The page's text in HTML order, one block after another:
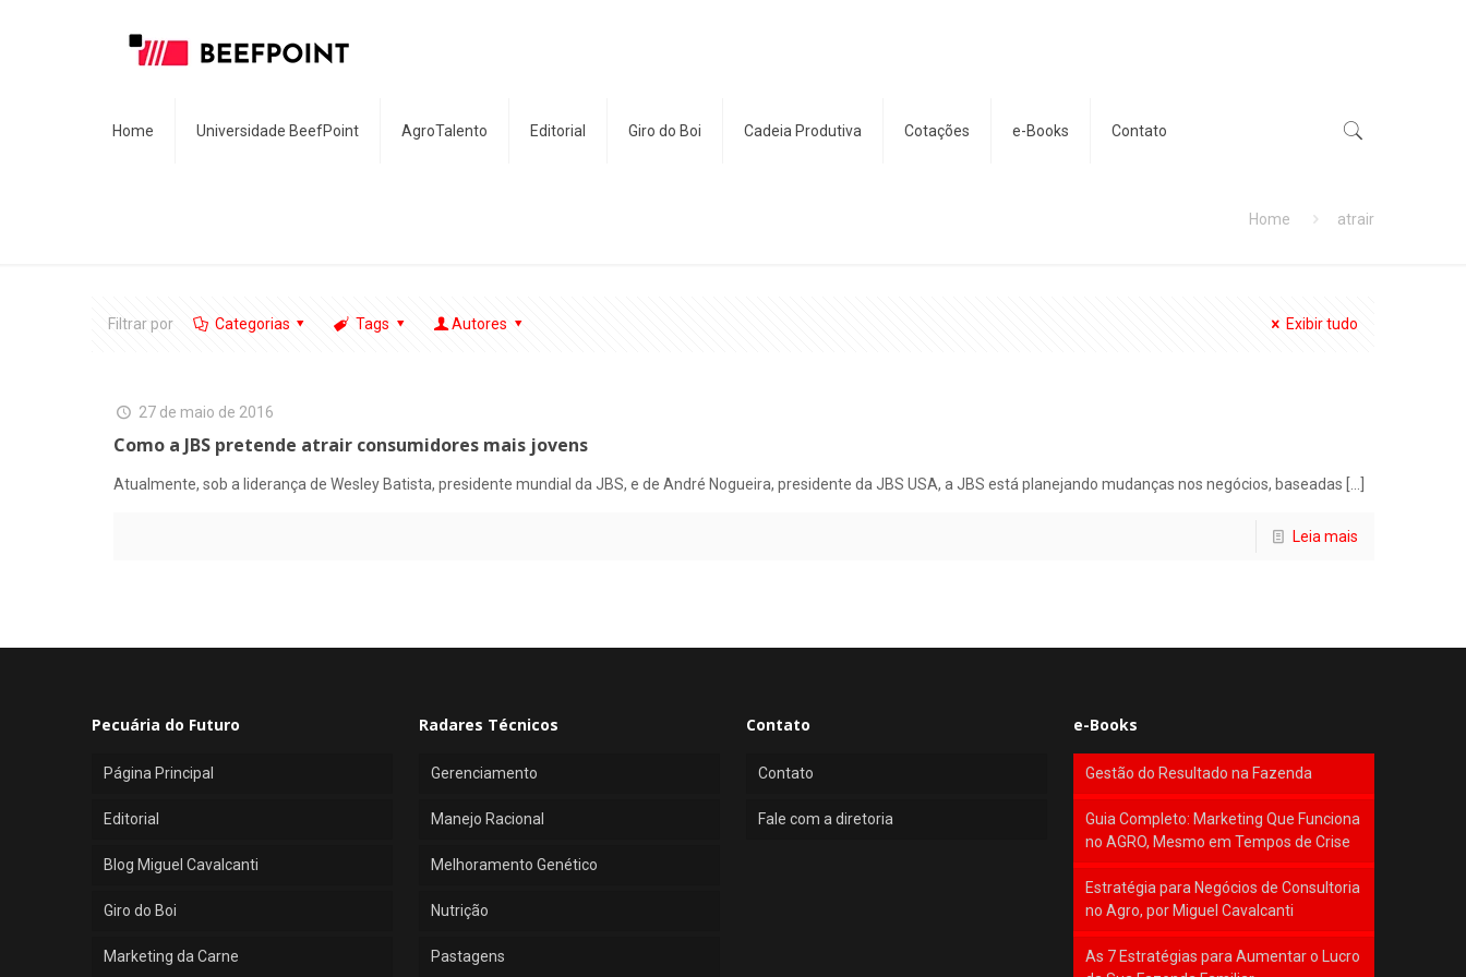
Home Universidade BeefPoint AgroTalento Editorial Giro do Boi Cadeia Produtiva Cotações e-Books Contato
Home atrair
Filtrar por Categorias Tags Autores Exibir tudo
27 de maio de 2016
Como a JBS pretende atrair consumidores mais jovens
Atualmente, sob a liderança de Wesley Batista, presidente mundial da JBS, e de André Nogueira, presidente da JBS USA, a JBS está planejando mudanças nos negócios, baseadas
Leia mais
Pecuária do Futuro
Página Principal
Editorial
Blog Miguel Cavalcanti
Giro do Boi
Marketing da Carne
Radares Técnicos
Gerenciamento
Manejo Racional
Melhoramento Genético
Nutrição
Pastagens
Contato
Contato
Fale com a diretoria
e-Books
Gestão do Resultado na Fazenda
Guia Completo: Marketing Que Funciona
no AGRO, Mesmo em Tempos de Crise
Estratégia para Negócios de Consultoria
no Agro, por Miguel Cavalcanti
As 7 Estratégias para Aumentar o Lucro